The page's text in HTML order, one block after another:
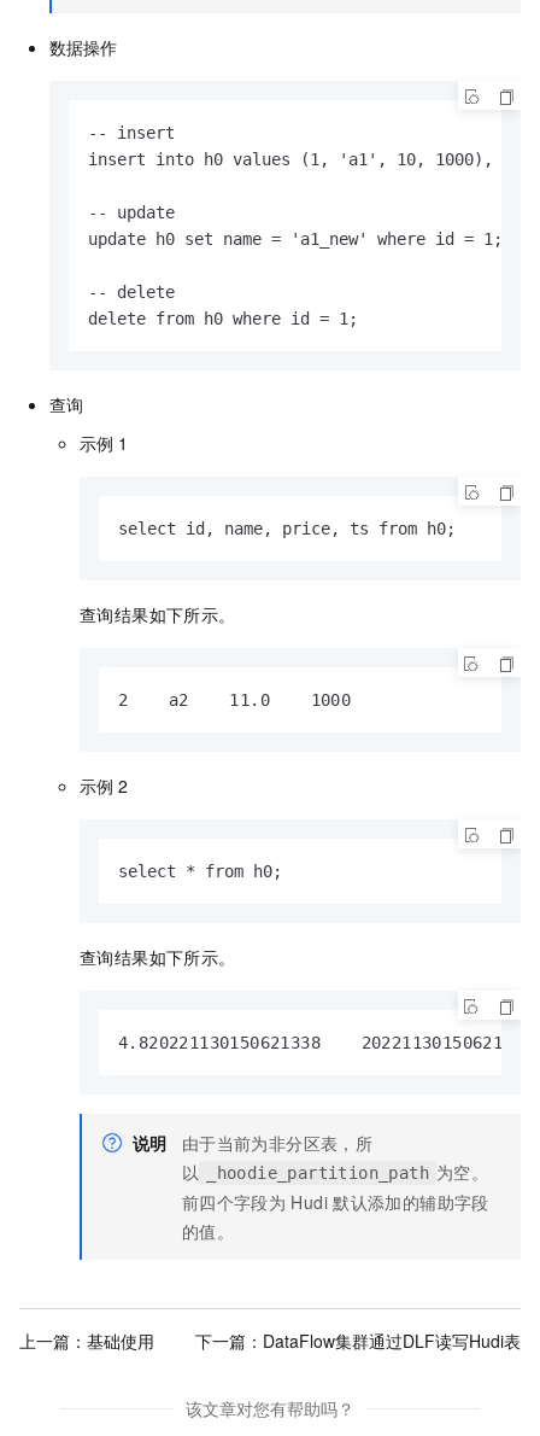
数据操作
-- insert
insert into h0 values (1, 'a1', 10, 1000), (2,
-- update
update h0 set name = 'a1_new' where id = 1;
-- delete
delete from h0 where id = 1;
查询
示例 1
select id, name, price, ts from h0;
查询结果如下所示。
2    a2    11.0    1000
示例 2
select * from h0;
查询结果如下所示。
4.820221130150621338
说明
由于当前为非分区表，所
以
_hoodie_partition_path 为空。
前四个字段为 Hudi 默认添加的辅助字段
的值。
上一篇： 基础使用 下一篇： DataFlow集群通过DLF读写Hudi表
该文章对您有帮助吗？